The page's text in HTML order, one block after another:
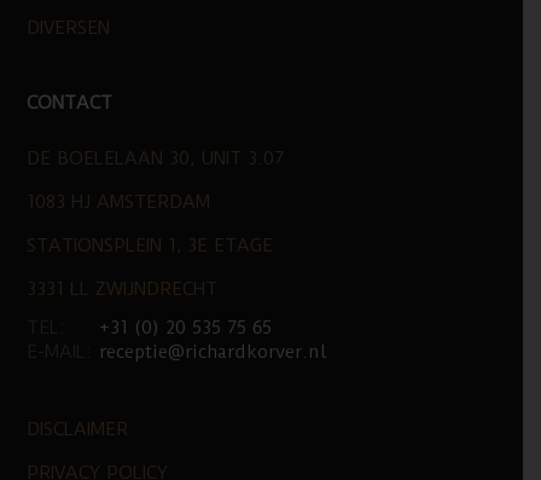
DIVERSEN
CONTACT
DE BOELELAAN 30, UNIT 3.07
1083 HJ AMSTERDAM
STATIONSPLEIN 1, 3E ETAGE
3331 LL ZWIJNDRECHT
+31 (0) 20 535 75 65
receptie@richardkorver.nl
DISCLAIMER
PRIVACY POLICY